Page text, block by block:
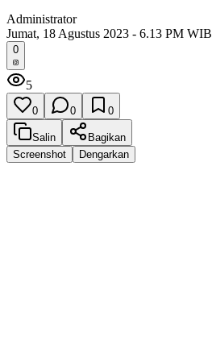
Administrator
Jumat, 18 Agustus 2023 - 6.13 PM WIB
0
5
0 0 0
Salin
Bagikan
Screenshot
Dengarkan